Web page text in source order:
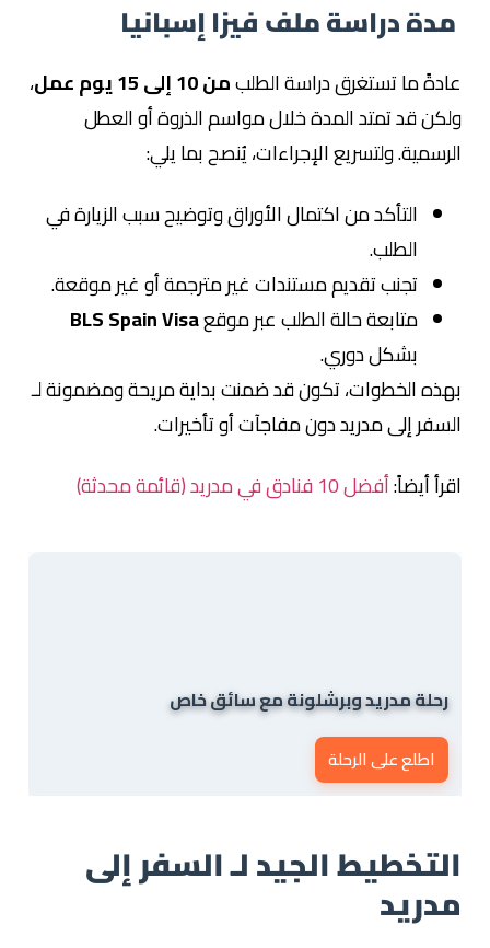
مدة دراسة ملف فيزا إسبانيا
عادةً ما تستغرق دراسة الطلبمن 10 إلى 15 يوم عمل
،
ولكن قد تمتد المدة خلال مواسم الذروة أو العطل
الرسمية. ولتسريع الإجراءات، يُنصح بما يلي:
التأكد من اكتمال الأوراق وتوضيح سبب الزيارة في
الطلب.
تجنب تقديم مستندات غير مترجمة أو غير موقعة.
متابعة حالة الطلب عبر موقعBLS Spain Visa
بشكل دوري.
بهذه الخطوات، تكون قد ضمنت بداية مريحة ومضمونة لـ
السفر إلى مدريد دون مفاجآت أو تأخيرات.
اقرأ أيضاً:أفضل 10 فنادق في مدريد (قائمة محدثة)
رحلة مدريد وبرشلونة مع سائق خاص
اطلع على الرحلة
التخطيط الجيد لـ السفر إلى
مدريد